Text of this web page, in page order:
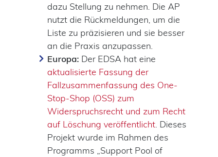
dazu Stellung zu nehmen. Die AP
nutzt die Rückmeldungen, um die
Liste zu präzisieren und sie besser
an die Praxis anzupassen.
Europa: Der EDSA hat eine
aktualisierte Fassung der
Fallzusammenfassung des One-
Stop-Shop (OSS) zum
Widerspruchsrecht und zum Recht
auf Löschung veröffentlicht. Dieses
Projekt wurde im Rahmen des
Programms „Support Pool of